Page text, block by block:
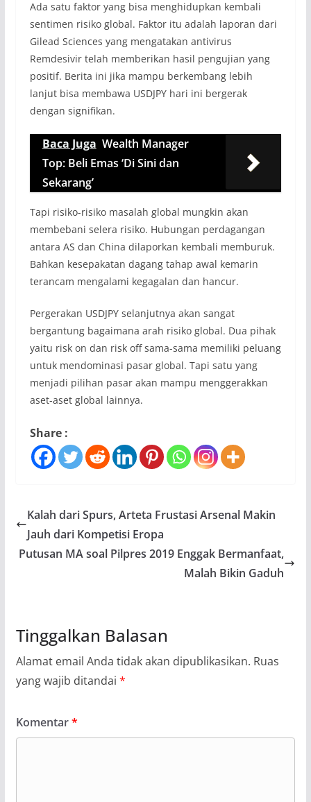
Ada satu faktor yang bisa menghidupkan kembali
sentimen risiko global. Faktor itu adalah laporan dari
Gilead Sciences yang mengatakan antivirus
Remdesivir telah memberikan hasil pengujian yang
positif. Berita ini jika mampu berkembang lebih
lanjut bisa membawa USDJPY hari ini bergerak
dengan signifikan.
Baca Juga Wealth Manager
Top: Beli Emas ‘Di Sini dan
Sekarang’
Tapi risiko-risiko masalah global mungkin akan
membebani selera risiko. Hubungan perdagangan
antara AS dan China dilaporkan kembali memburuk.
Bahkan kesepakatan dagang tahap awal kemarin
terancam mengalami kegagalan dan hancur.
Pergerakan USDJPY selanjutnya akan sangat
bergantung bagaimana arah risiko global. Dua pihak
yaitu risk on dan risk off sama-sama memiliki peluang
untuk mendominasi pasar global. Tapi satu yang
menjadi pilihan pasar akan mampu menggerakkan
aset-aset global lainnya.
Share :
Kalah dari Spurs, Arteta Frustasi Arsenal Makin
Jauh dari Kompetisi Eropa
Putusan MA soal Pilpres 2019 Enggak Bermanfaat,
Malah Bikin Gaduh
Tinggalkan Balasan
Alamat email Anda tidak akan dipublikasikan. Ruas
yang wajib ditandai *
Komentar*